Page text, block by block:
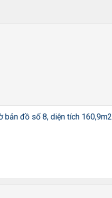
bản đồ số 8, diện tích 160,9m2